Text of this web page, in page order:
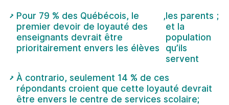
Pour 79 % des Québécois, le
premier devoir de loyauté des
enseignants devrait être
prioritairement envers les élèves
,les parents
et la
population
qu’ils
servent
;
À contrario, seulement 14 % de ces
répondants croient que cette loyauté devrait
être envers le centre de services scolaire;